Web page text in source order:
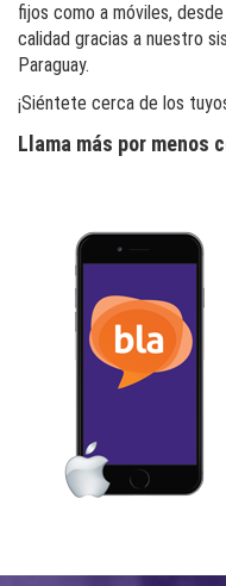
fijos como a móviles,
calidad gracias a nuestro
Paraguay.
¡Siéntete cerca de los
Llama más por menos